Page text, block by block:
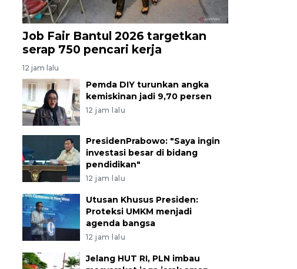
Job Fair Bantul 2026 targetkan
serap 750 pencari kerja
12 jam lalu
Pemda DIY turunkan angka
kemiskinan jadi 9,70 persen
12 jam lalu
PresidenPrabowo: "Saya ingin
investasi besar di bidang
pendidikan"
12 jam lalu
Utusan Khusus Presiden:
Proteksi UMKM menjadi
agenda bangsa
12 jam lalu
Jelang HUT RI, PLN imbau